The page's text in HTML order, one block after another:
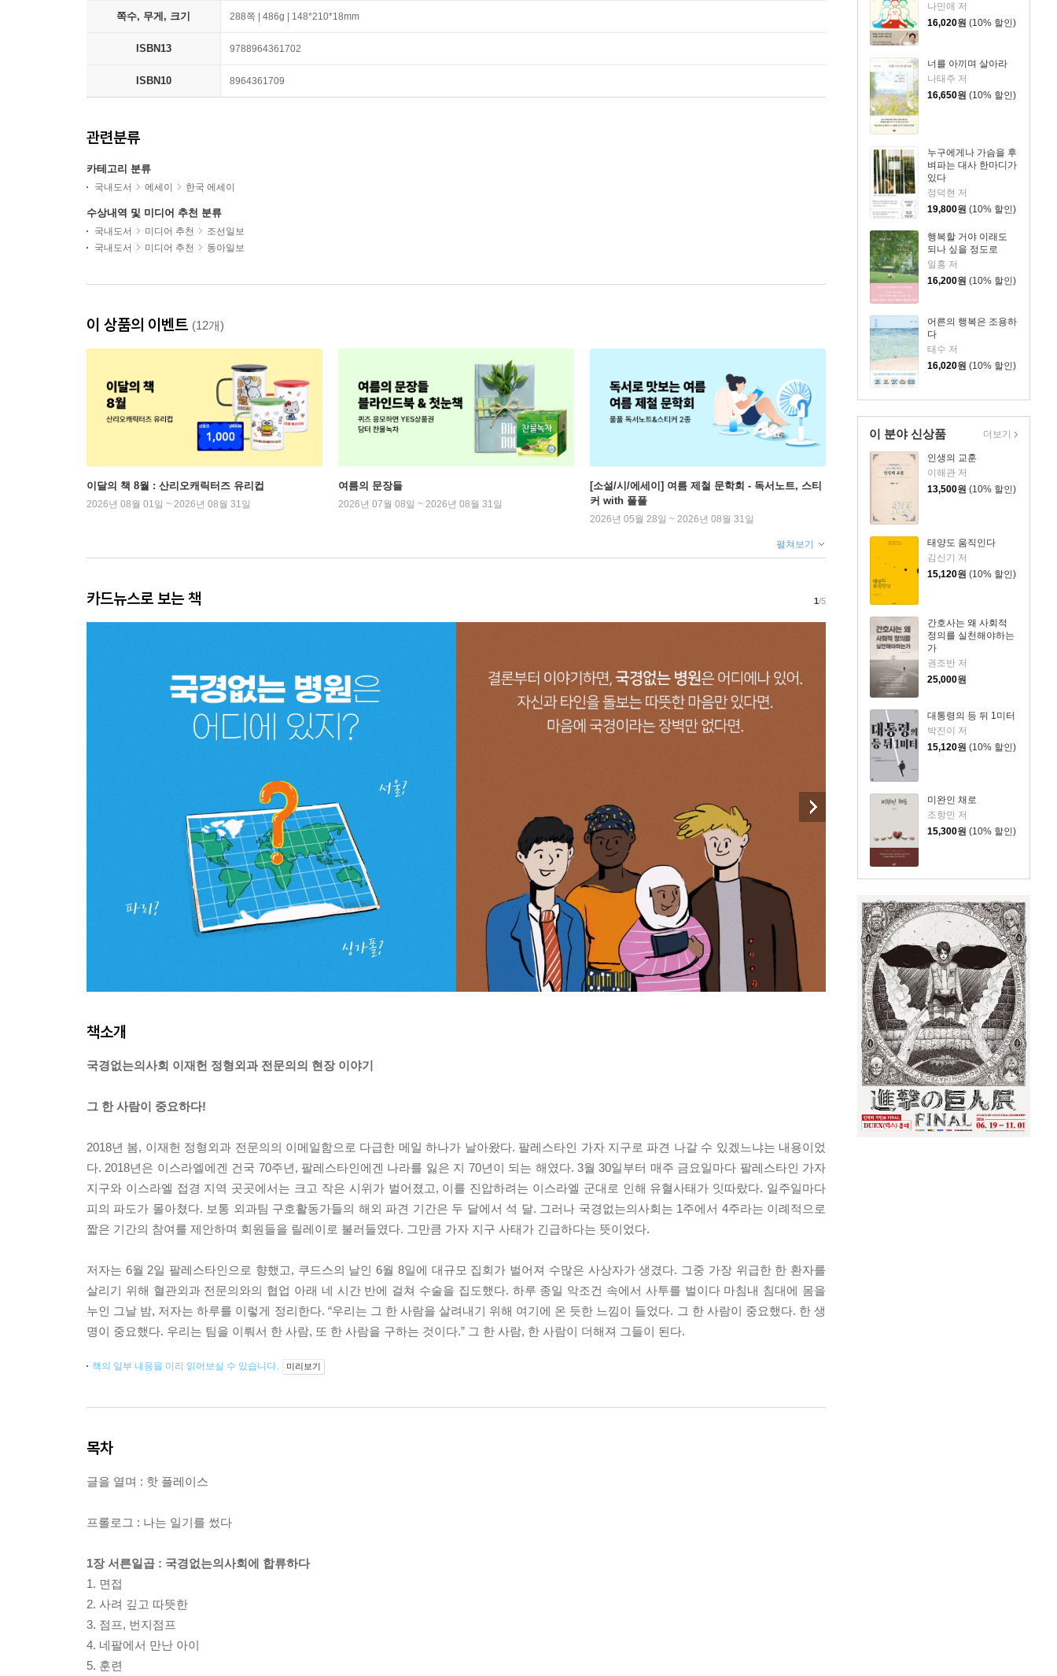
나민애 저
16,020원 (10% 할인)
너를 아끼며 살아라
나태주 저
16,650원 (10% 할인)
누구에게나 가슴을 후
벼파는 대사 한마디가
있다
정덕현 저
19,800원 (10% 할인)
행복할 거야 이래도
되나 싶을 정도로
일홍 저
16,200원 (10% 할인)
어른의 행복은 조용하
다
태수 저
16,020원 (10% 할인)
이 분야 신상품
인생의 교훈
이해관 저
13,500원 (10% 할인)
태양도 움직인다
김신기 저
15,120원 (10% 할인)
간호사는 왜 사회적
정의를 실천해야하는
가
권조반 저
25,000원
대통령의 등 뒤 1미터
박진이 저
15,120원 (10% 할인)
미완인 채로
조항민 저
15,300원 (10% 할인)
더보기
쪽수, 무게, 크기 288쪽 | 486g | 148*210*18mm
ISBN13 9788964361702
ISBN10 8964361709
관련분류
카테고리 분류
국내도서 에세이 한국 에세이
수상내역 및 미디어 추천 분류
국내도서 미디어 추천
조선일보
국내도서
미디어 추천 동아일보
이 상품의 이벤트 (12개)
이달의 책 8월 : 산리오캐릭터즈 유리컵
2026년 08월 01일 ~ 2026년 08월 31일
여름의 문장들
2026년 07월 08일 ~ 2026년 08월 31일
[소설/시/에세이] 여름 제철 문학회 - 독서노트, 스티
커 with 풀풀
2026년 05월 28일 ~ 2026년 08월 31일
펼쳐보기
카드뉴스로 보는 책 1/5
책소개
국경없는의사회 이재헌 정형외과 전문의의 현장 이야기
그 한 사람이 중요하다!
2018년 봄, 이재헌 정형외과 전문의의 이메일함으로 다급한 메일 하나가 날아왔다. 팔레스타인 가자 지구로 파견 나갈 수 있겠느냐는 내용이었
다. 2018년은 이스라엘에겐 건국 70주년, 팔레스타인에겐 나라를 잃은 지 70년이 되는 해였다. 3월 30일부터 매주 금요일마다 팔레스타인 가자
지구와 이스라엘 접경 지역 곳곳에서는 크고 작은 시위가 벌어졌고, 이를 진압하려는 이스라엘 군대로 인해 유혈사태가 잇따랐다. 일주일마다
피의 파도가 몰아쳤다. 보통 외과팀 구호활동가들의 해외 파견 기간은 두 달에서 석 달. 그러나 국경없는의사회는 1주에서 4주라는 이례적으로
짧은 기간의 참여를 제안하며 회원들을 릴레이로 불러들였다. 그만큼 가자 지구 사태가 긴급하다는 뜻이었다.
저자는 6월 2일 팔레스타인으로 향했고, 쿠드스의 날인 6월 8일에 대규모 집회가 벌어져 수많은 사상자가 생겼다. 그중 가장 위급한 한 환자를
살리기 위해 혈관외과 전문의와의 협업 아래 네 시간 반에 걸쳐 수술을 집도했다. 하루 종일 악조건 속에서 사투를 벌이다 마침내 침대에 몸을
누인 그날 밤, 저자는 하루를 이렇게 정리한다. “우리는 그 한 사람을 살려내기 위해 여기에 온 듯한 느낌이 들었다. 그 한 사람이 중요했다. 한 생
명이 중요했다. 우리는 팀을 이뤄서 한 사람, 또 한 사람을 구하는 것이다.” 그 한 사람, 한 사람이 더해져 그들이 된다.
책의 일부 내용을 미리 읽어보실 수 있습니다. 미리보기
목차
글을 열며 : 핫 플레이스
프롤로그 : 나는 일기를 썼다
1장 서른일곱 : 국경없는의사회에 합류하다
1. 면접
2. 사려 깊고 따뜻한
3. 점프, 번지점프
4. 네팔에서 만난 아이
5. 훈련